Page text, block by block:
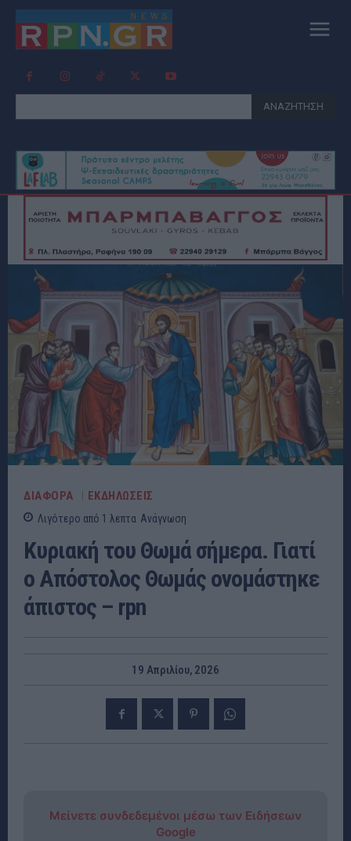
ΑΝΑΖΗΤΗΣΗ
ΔΙΑΦΟΡΑ ΕΚΔΗΛΩΣΕΙΣ
Λιγότερο από 1 λεπτα Ανάγνωση
Κυριακή του Θωμά σήμερα. Γιατί
ο Απόστολος Θωμάς ονομάστηκε
άπιστος – rpn
19 Απριλίου, 2026
Μείνετε συνδεδεμένοι μέσω των Ειδήσεων
Google